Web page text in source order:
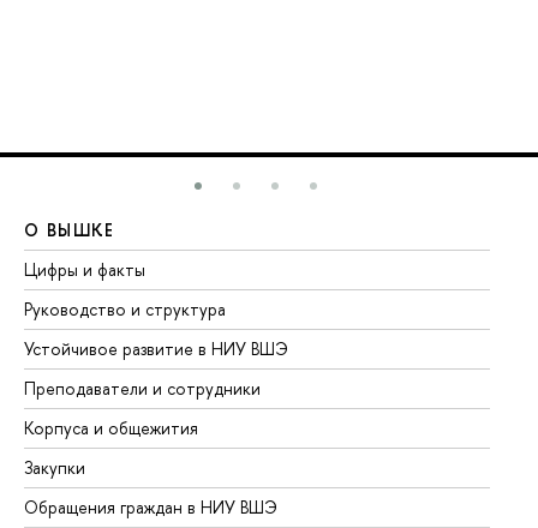
О ВЫШКЕ
Цифры и факты
Руководство и структура
Устойчивое развитие в НИУ ВШЭ
Преподаватели и сотрудники
Корпуса и общежития
Закупки
Обращения граждан в НИУ ВШЭ